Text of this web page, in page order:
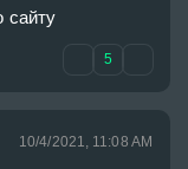
сайту
5
10/4/2021, 11:08 AM